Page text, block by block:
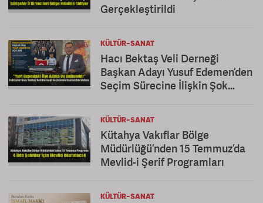
Gerçekleştirildi
KÜLTÜR-SANAT
Hacı Bektaş Veli Derneği
Başkan Adayı Yusuf Edemen’den
Seçim Sürecine İlişkin Şok
KÜLTÜR-SANAT
Kütahya Vakıflar Bölge
Müdürlüğü’nden 15 Temmuz’da
Mevlid-i Şerif Programları
KÜLTÜR-SANAT